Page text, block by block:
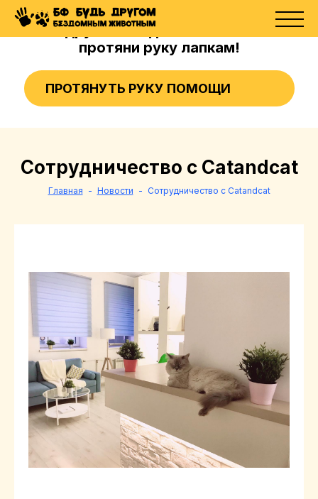
Стань другом бездомным животным -
протяни руку лапкам!
ПРОТЯНУТЬ РУКУ ПОМОЩИ
Сотрудничество с Catandcat
Главная Новости Сотрудничество с Catandcat